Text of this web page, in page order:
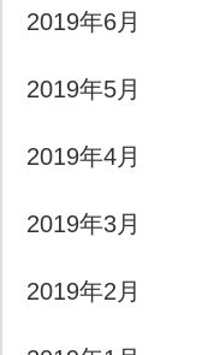
2019年6月
2019年5月
2019年4月
2019年3月
2019年2月